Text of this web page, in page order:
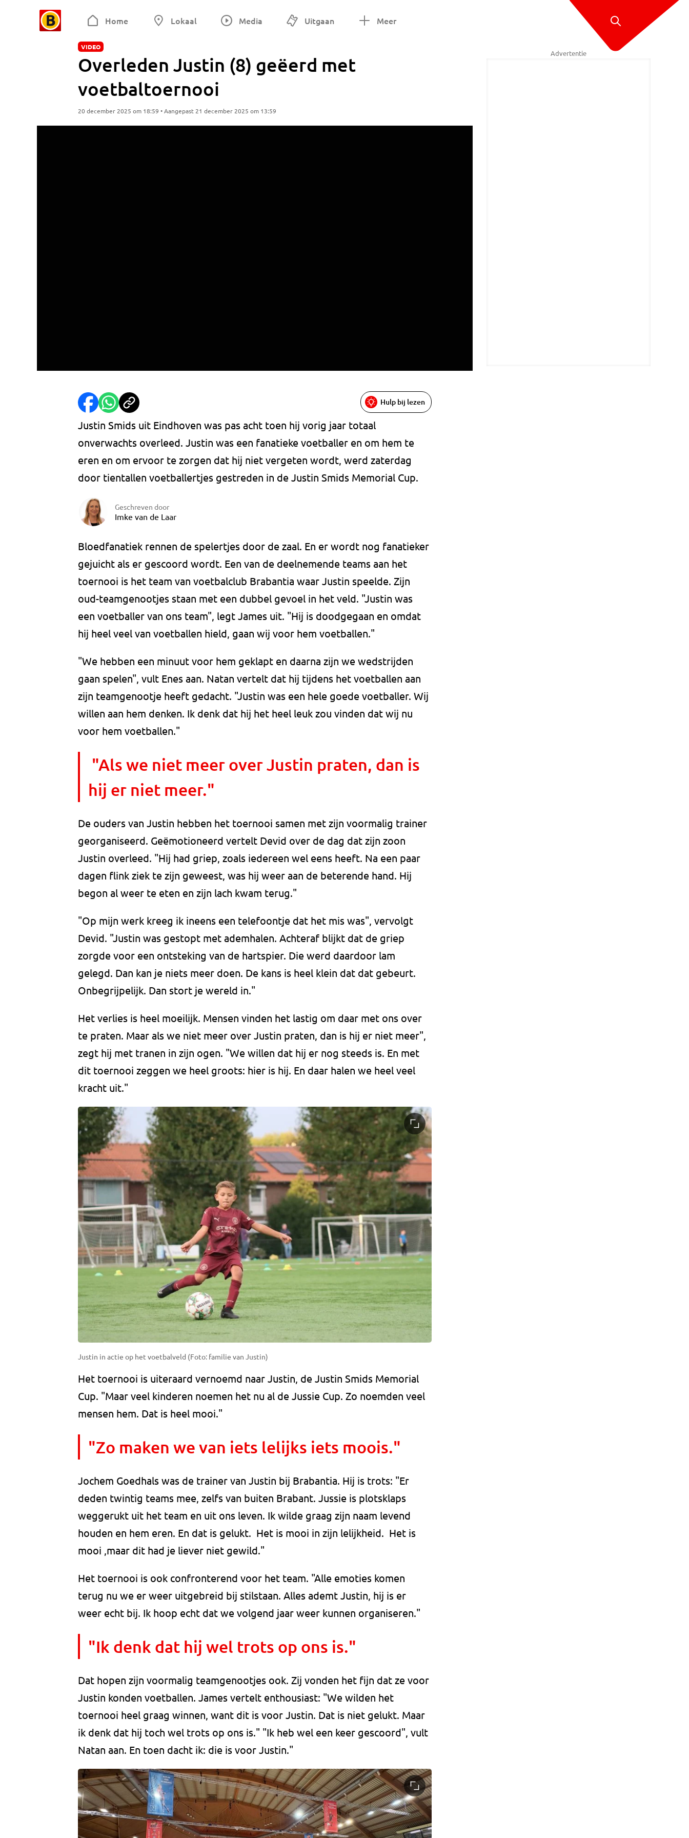
Home Lokaal Media Uitgaan Meer
VIDEO
Overleden Justin (8) geëerd met
voetbaltoernooi
20 december 2025 om 18:59 • Aangepast 21 december 2025 om 13:59
Hulp bij lezen
Justin Smids uit Eindhoven was pas acht toen hij vorig jaar totaal
onverwachts overleed. Justin was een fanatieke voetballer en om hem te
eren en om ervoor te zorgen dat hij niet vergeten wordt, werd zaterdag
door tientallen voetballertjes gestreden in de Justin Smids Memorial Cup.
Geschreven door
Imke van de Laar
Bloedfanatiek rennen de spelertjes door de zaal. En er wordt nog fanatieker
gejuicht als er gescoord wordt. Een van de deelnemende teams aan het
toernooi is het team van voetbalclub Brabantia waar Justin speelde. Zijn
oud-teamgenootjes staan met een dubbel gevoel in het veld. "Justin was
een voetballer van ons team", legt James uit. "Hij is doodgegaan en omdat
hij heel veel van voetballen hield, gaan wij voor hem voetballen."
"We hebben een minuut voor hem geklapt en daarna zijn we wedstrijden
gaan spelen", vult Enes aan. Natan vertelt dat hij tijdens het voetballen aan
zijn teamgenootje heeft gedacht. "Justin was een hele goede voetballer. Wij
willen aan hem denken. Ik denk dat hij het heel leuk zou vinden dat wij nu
voor hem voetballen."
"Als we niet meer over Justin praten, dan is
hij er niet meer."
De ouders van Justin hebben het toernooi samen met zijn voormalig trainer
georganiseerd. Geëmotioneerd vertelt Devid over de dag dat zijn zoon
Justin overleed. "Hij had griep, zoals iedereen wel eens heeft. Na een paar
dagen flink ziek te zijn geweest, was hij weer aan de beterende hand. Hij
begon al weer te eten en zijn lach kwam terug."
"Op mijn werk kreeg ik ineens een telefoontje dat het mis was", vervolgt
Devid. "Justin was gestopt met ademhalen. Achteraf blijkt dat de griep
zorgde voor een ontsteking van de hartspier. Die werd daardoor lam
gelegd. Dan kan je niets meer doen. De kans is heel klein dat dat gebeurt.
Onbegrijpelijk. Dan stort je wereld in."
Het verlies is heel moeilijk. Mensen vinden het lastig om daar met ons over
te praten. Maar als we niet meer over Justin praten, dan is hij er niet meer",
zegt hij met tranen in zijn ogen. "We willen dat hij er nog steeds is. En met
dit toernooi zeggen we heel groots: hier is hij. En daar halen we heel veel
kracht uit."
Justin in actie op het voetbalveld (Foto: familie van Justin)
Het toernooi is uiteraard vernoemd naar Justin, de Justin Smids Memorial
Cup. "Maar veel kinderen noemen het nu al de Jussie Cup. Zo noemden veel
mensen hem. Dat is heel mooi."
"Zo maken we van iets lelijks iets moois."
Jochem Goedhals was de trainer van Justin bij Brabantia. Hij is trots: "Er
deden twintig teams mee, zelfs van buiten Brabant. Jussie is plotsklaps
weggerukt uit het team en uit ons leven. Ik wilde graag zijn naam levend
houden en hem eren. En dat is gelukt. Het is mooi in zijn lelijkheid. Het is
mooi ,maar dit had je liever niet gewild."
Het toernooi is ook confronterend voor het team. "Alle emoties komen
terug nu we er weer uitgebreid bij stilstaan. Alles ademt Justin, hij is er
weer echt bij. Ik hoop echt dat we volgend jaar weer kunnen organiseren."
"Ik denk dat hij wel trots op ons is."
Dat hopen zijn voormalig teamgenootjes ook. Zij vonden het fijn dat ze voor
Justin konden voetballen. James vertelt enthousiast: "We wilden het
toernooi heel graag winnen, want dit is voor Justin. Dat is niet gelukt. Maar
ik denk dat hij toch wel trots op ons is." "Ik heb wel een keer gescoord", vult
Natan aan. En toen dacht ik: die is voor Justin."
Advertentie